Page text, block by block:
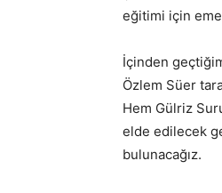
eğitimi için
İçinden
Özlem Süer
Hem Gülriz
elde edilecek
bulunacağız.